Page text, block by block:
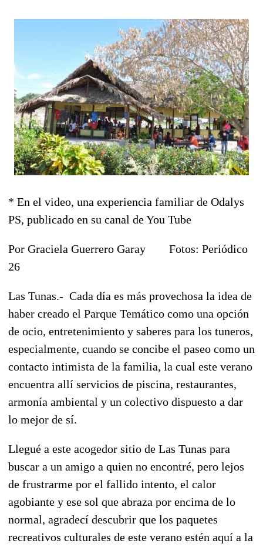
* En el video, una experiencia familiar de Odalys
PS, publicado en su canal de You Tube
Por Graciela Guerrero Garay Fotos: Periódico
26
Las Tunas.- Cada día es más provechosa la idea de
haber creado el Parque Temático como una opción
de ocio, entretenimiento y saberes para los tuneros,
especialmente, cuando se concibe el paseo como un
contacto intimista de la familia, la cual este verano
encuentra allí servicios de piscina, restaurantes,
armonía ambiental y un colectivo dispuesto a dar
lo mejor de sí.
Llegué a este acogedor sitio de Las Tunas para
buscar a un amigo a quien no encontré, pero lejos
de frustrarme por el fallido intento, el calor
agobiante y ese sol que abraza por encima de lo
normal, agradecí descubrir que los paquetes
recreativos culturales de este verano estén aquí a la